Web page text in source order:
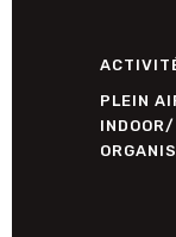
PLEIN